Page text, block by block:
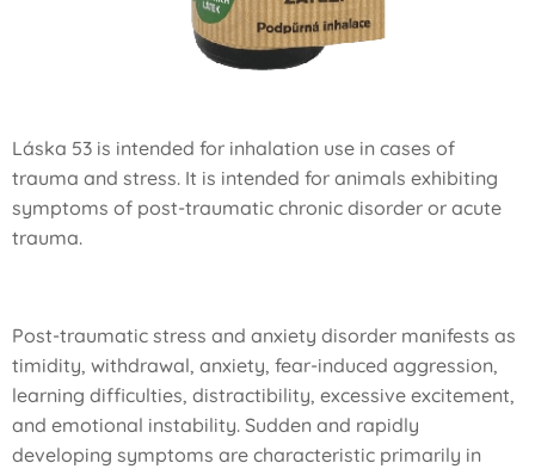
Láska 53 is intended for inhalation use in cases of
trauma and stress. It is intended for animals exhibiting
symptoms of post-traumatic chronic disorder or acute
trauma.
Post-traumatic stress and anxiety disorder manifests as
timidity, withdrawal, anxiety, fear-induced aggression,
learning difficulties, distractibility, excessive excitement,
and emotional instability. Sudden and rapidly
developing symptoms are characteristic primarily in